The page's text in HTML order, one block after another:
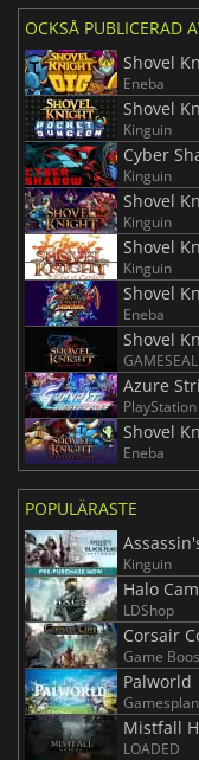
OCKSÅ PUBLICERAD
Shovel
Eneba
Shovel
Kinguin
Cyber
Kinguin
Shovel
Kinguin
Shovel
Kinguin
Shovel
Eneba
Shovel
GAMESEAL
Azure
Shovel
Eneba
POPULÄRASTE
Kinguin
Halo
LDShop
Corsair
Game
Palworld
Mistfall
LOADED